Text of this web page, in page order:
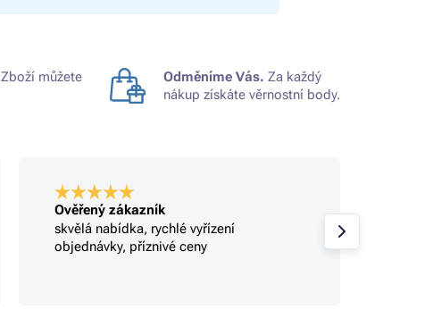
Zboží můžete
Odměníme Vás. Za každý
nákup získáte věrnostní body.
Ověřený zákazník
skvělá nabídka, rychlé vyřízení
objednávky, příznivé ceny